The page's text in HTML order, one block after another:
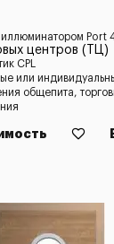
Port
центров (ТЦ)
CPL
или
общепита,